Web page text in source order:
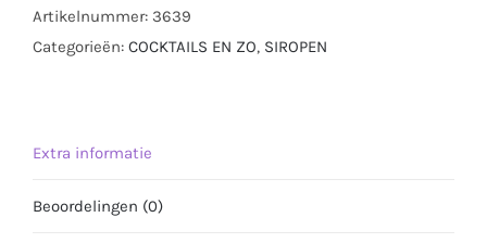
Artikelnummer: 3639
Categorieën: COCKTAILS EN ZO, SIROPEN
Extra informatie
Beoordelingen (0)